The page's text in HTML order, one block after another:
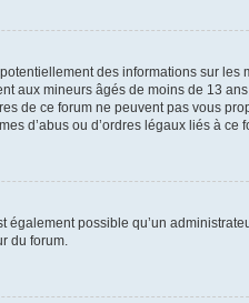
des informations sur les
aux mineurs âgés de moins de 13
de ce forum ne peuvent pas vous
d’abus ou d’ordres légaux liés à ce
également possible qu’un
du forum.